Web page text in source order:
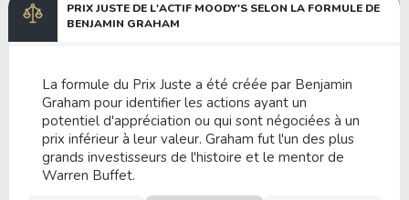
PRIX JUSTE DE L'ACTIF MOODY'S SELON LA FORMULE DE
BENJAMIN GRAHAM
La formule du Prix Juste a été créée par Benjamin
Graham pour identifier les actions ayant un
potentiel d'appréciation ou qui sont négociées à un
prix inférieur à leur valeur. Graham fut l'un des plus
grands investisseurs de l'histoire et le mentor de
Warren Buffet.